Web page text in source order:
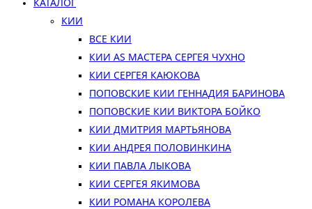
КИИ
ВСЕ КИИ
КИИ AS МАСТЕРА СЕРГЕЯ ЧУХНО
КИИ СЕРГЕЯ КАЮКОВА
ПОПОВСКИЕ КИИ ГЕННАДИЯ БАРИНОВА
ПОПОВСКИЕ КИИ ВИКТОРА БОЙКО
КИИ ДМИТРИЯ МАРТЬЯНОВА
КИИ АНДРЕЯ ПОЛОВИНКИНА
КИИ ПАВЛА ЛЫКОВА
КИИ СЕРГЕЯ ЯКИМОВА
КИИ РОМАНА КОРОЛЕВА